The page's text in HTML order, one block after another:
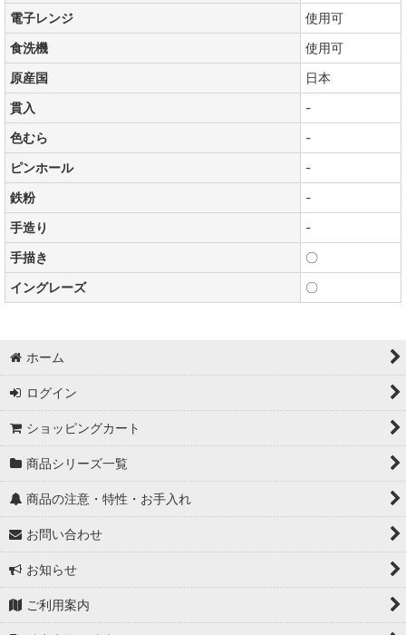
電子レンジ
使用可
食洗機
使用可
原産国
日本
貫入
-
色むら
-
ピンホール
-
鉄粉
-
手造り
-
手描き
〇
イングレーズ
〇
ホーム
ログイン
ショッピングカート
商品シリーズ一覧
商品の注意・特性・お手入れ
お問い合わせ
お知らせ
ご利用案内